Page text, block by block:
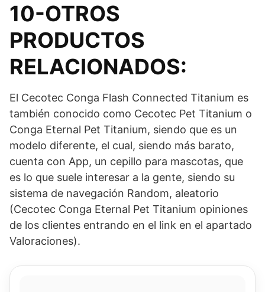
10-OTROS
PRODUCTOS
RELACIONADOS:
El Cecotec Conga Flash Connected Titanium es
también conocido como Cecotec Pet Titanium o
Conga Eternal Pet Titanium, siendo que es un
modelo diferente, el cual, siendo más barato,
cuenta con App, un cepillo para mascotas, que
es lo que suele interesar a la gente, siendo su
sistema de navegación Random, aleatorio
(Cecotec Conga Eternal Pet Titanium opiniones
de los clientes entrando en el link en el apartado
Valoraciones).